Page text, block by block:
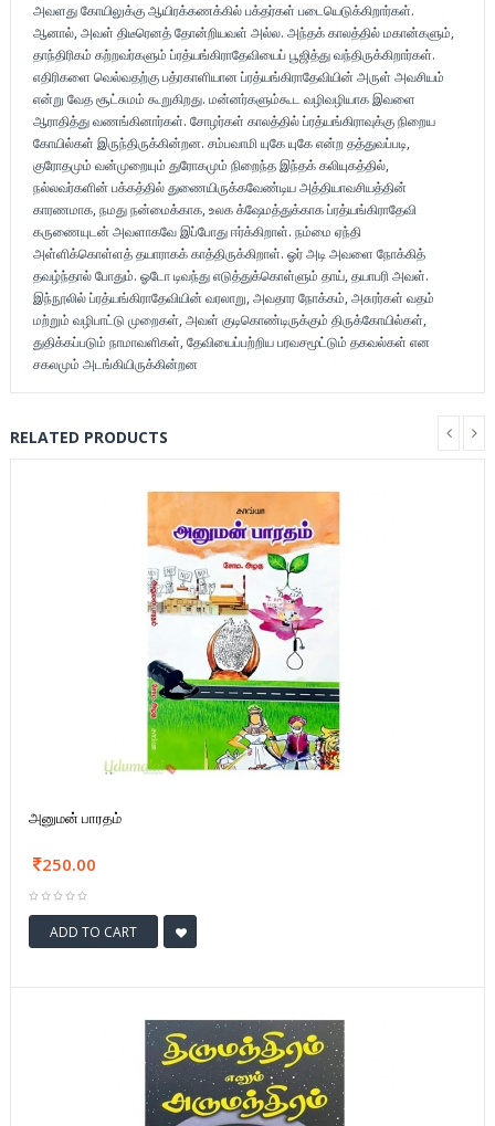
அவளது கோயிலுக்கு ஆயிரக்கணக்கில் பக்தர்கள் படையெடுக்கிறார்கள்.
ஆனால், அவள் திடீரெனத் தோன்றியவள் அல்ல. அந்தக் காலத்தில் மகான்களும்,
தாந்திரிகம் கற்றவர்களும் ப்ரத்யங்கிராதேவியைப் பூஜித்து வந்திருக்கிறார்கள்.
எதிரிகளை வெல்வதற்கு பத்ரகாளியான ப்ரத்யங்கிராதேவியின் அருள் அவசியம்
என்று வேத சூட்சுமம் கூறுகிறது. மன்னர்களும்கூட வழிவழியாக இவளை
ஆராதித்து வணங்கினார்கள். சோழர்கள் காலத்தில் ப்ரத்யங்கிராவுக்கு நிறைய
கோயில்கள் இருந்திருக்கின்றன. சம்பவாமி யுகே யுகே என்ற தத்துவப்படி,
குரோதமும் வன்முறையும் துரோகமும் நிறைந்த இந்தக் கலியுகத்தில்,
நல்லவர்களின் பக்கத்தில் துணையிருக்கவேண்டிய அத்தியாவசியத்தின்
காரணமாக, நமது நன்மைக்காக, உலக க்ஷேமத்துக்காக ப்ரத்யங்கிராதேவி
கருணையுடன் அவளாகவே இப்போது ஈர்க்கிறாள். நம்மை ஏந்தி
அள்ளிக்கொள்ளத் தயாராகக் காத்திருக்கிறாள். ஓர் அடி அவளை நோக்கித்
தவழ்ந்தால் போதும். ஓடோ டிவந்து எடுத்துக்கொள்ளும் தாய், தயாபரி அவள்.
இந்நூலில் ப்ரத்யங்கிராதேவியின் வரலாறு, அவதார நோக்கம், அசுரர்கள் வதம்
மற்றும் வழிபாட்டு முறைகள், அவள் குடிகொண்டிருக்கும் திருக்கோயில்கள்,
துதிக்கப்படும் நாமாவளிகள், தேவியைப்பற்றிய பரவசமூட்டும் தகவல்கள் என
சகலமும் அடங்கியிருக்கின்றன
RELATED PRODUCTS
அனுமன் பாரதம்
250.00
ADD TO CART